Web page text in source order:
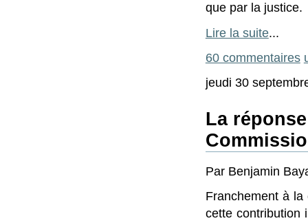
que par la justice.
Lire la suite...
60 commentaires
jeudi 30
La
Par Benjamin
Franchement à
cette contribution